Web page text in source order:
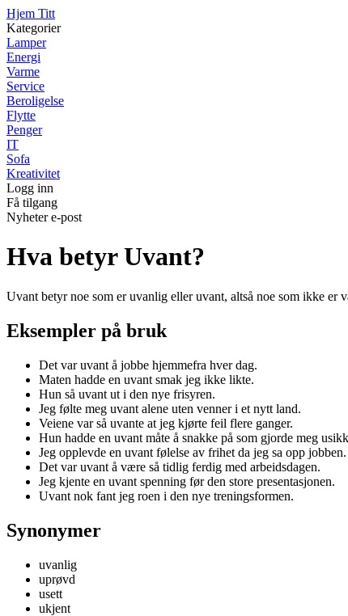
Hjem Titt
Kategorier
Lamper
Energi
Varme
Service
Beroligelse
Flytte
Penger
IT
Sofa
Kreativitet
Logg inn
Få tilgang
Nyheter e-post
Hva betyr Uvant?
Uvant betyr noe som er uvanlig eller uvant, altså noe som ikke
Eksempler på bruk
Det var uvant å jobbe hjemmefra hver dag.
Maten hadde en uvant smak jeg ikke likte.
Hun så uvant ut i den nye frisyren.
Jeg følte meg uvant alene uten venner i et nytt land.
Veiene var så uvante at jeg kjørte feil flere ganger.
Hun hadde en uvant måte å snakke på som gjorde meg
Jeg opplevde en uvant følelse av frihet da jeg sa opp jobben.
Det var uvant å være så tidlig ferdig med arbeidsdagen.
Jeg kjente en uvant spenning før den store presentasjonen.
Uvant nok fant jeg roen i den nye treningsformen.
Synonymer
uvanlig
uprøvd
usett
ukjent